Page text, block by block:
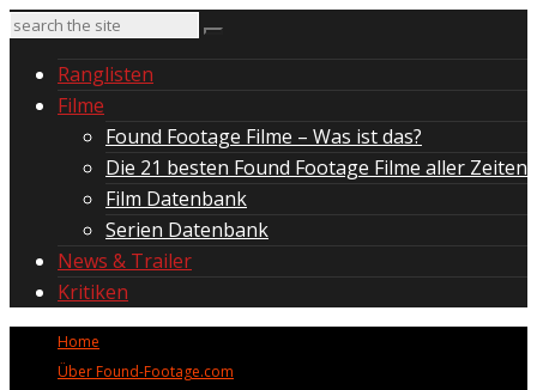
Ranglisten
Filme
Found Footage Filme – Was ist das?
Die 21 besten Found Footage Filme aller Zeiten
Film Datenbank
Serien Datenbank
News & Trailer
Kritiken
Home
Über Found-Footage.com